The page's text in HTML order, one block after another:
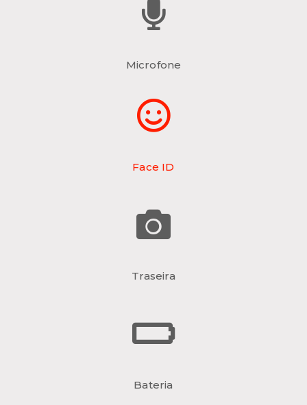
Microfone
Face ID
Traseira
Bateria